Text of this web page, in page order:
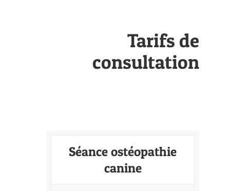
Tarifs de
consultation
Séance ostéopathie
canine